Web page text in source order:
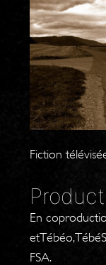
Fiction
En
FSA.